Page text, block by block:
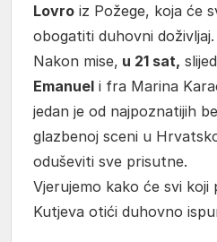
Lovro iz Požege, koja će
obogatiti duhovni doživljaj.
Nakon mise, u 21 sat,
Emanuel i fra Marina
jedan je od najpoznatijih
glazbenoj sceni u
oduševiti sve prisutne.
Vjerujemo kako će svi koji
Kutjeva otići duhovno